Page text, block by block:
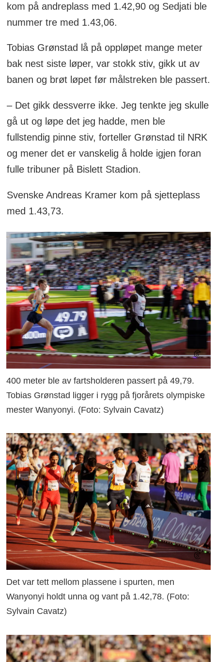
kom på andreplass med 1.42,90 og Sedjati ble
nummer tre med 1.43,06.
Tobias Grønstad lå på oppløpet mange meter
bak nest siste løper, var stokk stiv, gikk ut av
banen og brøt løpet før målstreken ble passert.
– Det gikk dessverre ikke. Jeg tenkte jeg skulle
gå ut og løpe det jeg hadde, men ble
fullstendig pinne stiv, forteller Grønstad til NRK
og mener det er vanskelig å holde igjen foran
fulle tribuner på Bislett Stadion.
Svenske Andreas Kramer kom på sjetteplass
med 1.43,73.
400 meter ble av fartsholderen passert på 49,79.
Tobias Grønstad ligger i rygg på fjorårets olympiske
mester Wanyonyi. (Foto: Sylvain Cavatz)
Det var tett mellom plassene i spurten, men
Wanyonyi holdt unna og vant på 1.42,78. (Foto:
Sylvain Cavatz)